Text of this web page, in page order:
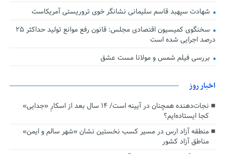
شهادت سپهبد قاسم سلیمانی نشانگر خوی تروریستی آمریکاست
سخنگوی کمیسیون اقتصادی مجلس: قانون رفع موانع تولید حداکثر ۲۵
درصد اجرایی شده است
بررسی فیلم شمس و مولانا مست عشق
اخبار روز
نجات‌دهنده‌ همچنان در آیینه است/ ۱۴ سال بعد از اسکارِ «جدایی»
کجا ایستاده‌ایم؟
منطقه آزاد ارس در مسیر کسب نخستین نشان «شهر سالم و ایمن»
مناطق آزاد کشور